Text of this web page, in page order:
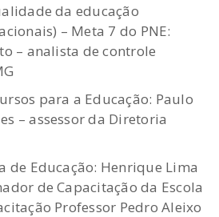
da educação
– Meta 7 do PNE:
– analista de controle
para a Educação: Paulo
– assessor da Diretoria
de Educação: Henrique Lima
de Capacitação da Escola
Professor Pedro Aleixo